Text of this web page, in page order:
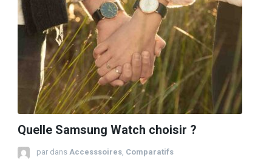
Quelle Samsung Watch choisir ?
par dans Accesssoires, Comparatifs